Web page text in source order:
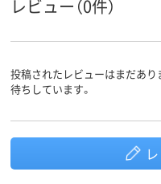
レビュー（0件）
投稿されたレビューはまだあ
待ちしています。